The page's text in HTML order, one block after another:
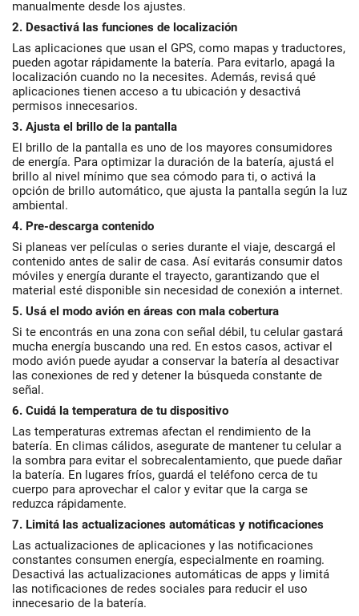
manualmente desde los ajustes.
2. Desactivá las funciones de localización
Las aplicaciones que usan el GPS, como mapas y traductores,
pueden agotar rápidamente la batería. Para evitarlo, apagá la
localización cuando no la necesites. Además, revisá qué
aplicaciones tienen acceso a tu ubicación y desactivá
permisos innecesarios.
3. Ajusta el brillo de la pantalla
El brillo de la pantalla es uno de los mayores consumidores
de energía. Para optimizar la duración de la batería, ajustá el
brillo al nivel mínimo que sea cómodo para ti, o activá la
opción de brillo automático, que ajusta la pantalla según la luz
ambiental.
4. Pre-descarga contenido
Si planeas ver películas o series durante el viaje, descargá el
contenido antes de salir de casa. Así evitarás consumir datos
móviles y energía durante el trayecto, garantizando que el
material esté disponible sin necesidad de conexión a internet.
5. Usá el modo avión en áreas con mala cobertura
Si te encontrás en una zona con señal débil, tu celular gastará
mucha energía buscando una red. En estos casos, activar el
modo avión puede ayudar a conservar la batería al desactivar
las conexiones de red y detener la búsqueda constante de
señal.
6. Cuidá la temperatura de tu dispositivo
Las temperaturas extremas afectan el rendimiento de la
batería. En climas cálidos, asegurate de mantener tu celular a
la sombra para evitar el sobrecalentamiento, que puede dañar
la batería. En lugares fríos, guardá el teléfono cerca de tu
cuerpo para aprovechar el calor y evitar que la carga se
reduzca rápidamente.
7. Limitá las actualizaciones automáticas y notificaciones
Las actualizaciones de aplicaciones y las notificaciones
constantes consumen energía, especialmente en roaming.
Desactivá las actualizaciones automáticas de apps y limitá
las notificaciones de redes sociales para reducir el uso
innecesario de la batería.